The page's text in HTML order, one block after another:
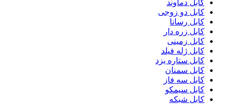
کابل دماوند
کابل دو زوجی
کابل رسانا
کابل زره دار
کابل زمینی
کابل ژله فیلد
کابل ستاره یزد
کابل سمنان
کابل سه فاز
کابل سیمکو
کابل شبکه